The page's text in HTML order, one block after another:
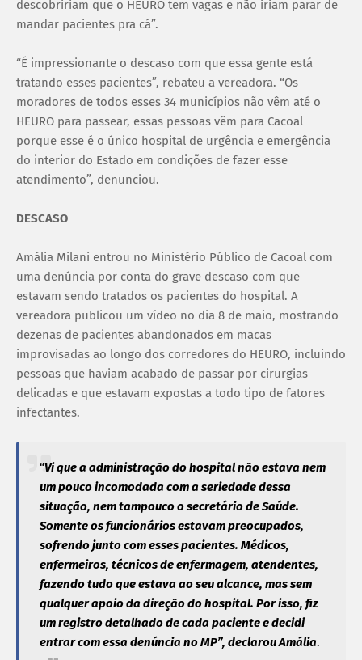
descobririam que o HEURO tem vagas e não iriam parar de
mandar pacientes pra cá”.
“É impressionante o descaso com que essa gente está
tratando esses pacientes”, rebateu a vereadora. “Os
moradores de todos esses 34 municípios não vêm até o
HEURO para passear, essas pessoas vêm para Cacoal
porque esse é o único hospital de urgência e emergência
do interior do Estado em condições de fazer esse
atendimento”, denunciou.
DESCASO
Amália Milani entrou no Ministério Público de Cacoal com
uma denúncia por conta do grave descaso com que
estavam sendo tratados os pacientes do hospital. A
vereadora publicou um vídeo no dia 8 de maio, mostrando
dezenas de pacientes abandonados em macas
improvisadas ao longo dos corredores do HEURO, incluindo
pessoas que haviam acabado de passar por cirurgias
delicadas e que estavam expostas a todo tipo de fatores
infectantes.
“Vi que a administração do hospital não estava nem
um pouco incomodada com a seriedade dessa
situação, nem tampouco o secretário de Saúde.
Somente os funcionários estavam preocupados,
sofrendo junto com esses pacientes. Médicos,
enfermeiros, técnicos de enfermagem, atendentes,
fazendo tudo que estava ao seu alcance, mas sem
qualquer apoio da direção do hospital. Por isso, fiz
um registro detalhado de cada paciente e decidi
entrar com essa denúncia no MP”, declarou Amália.